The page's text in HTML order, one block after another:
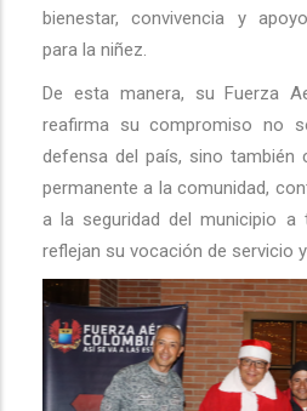
bienestar, convivencia y
para la niñez.
De esta manera, su Fuerza
reafirma su compromiso no
defensa del país, sino también
permanente a la comunidad,
a la seguridad del municipio a
reflejan su vocación de servicio